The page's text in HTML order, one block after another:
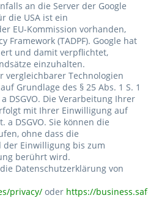
an die Server der Google
die USA ist ein
EU-Kommission vorhanden,
Framework (TADPF). Google hat
und damit verpflichtet,
einzuhalten.
vergleichbarer Technologien
Grundlage des § 25 Abs. 1 S. 1
DSGVO. Die Verarbeitung Ihrer
mit Ihrer Einwilligung auf
a DSGVO. Sie können die
ohne dass die
Einwilligung bis zum
berührt wird.
Datenschutzerklärung von
privacy/ oder https://